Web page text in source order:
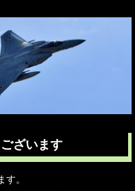
ざいます
。